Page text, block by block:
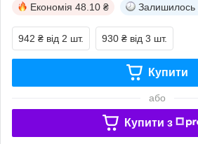
Економія 48.10 ₴ Залишилось
942 ₴ від 2 шт. 930 ₴ від 3 шт.
Купити
або
Купити з